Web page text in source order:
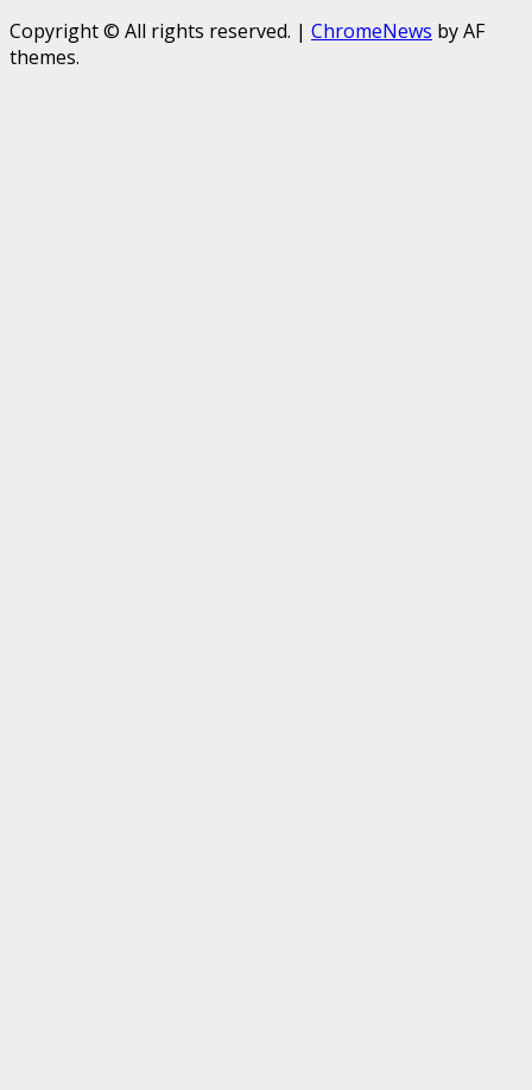
Copyright © All rights reserved. | ChromeNews by AF
themes.